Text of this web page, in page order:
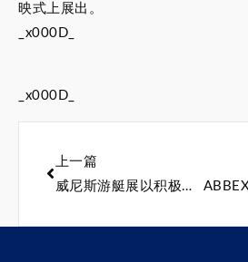
映式上展出。
_x000D_
_x000D_
上一篇
威尼斯游艇展以积极的基调开幕